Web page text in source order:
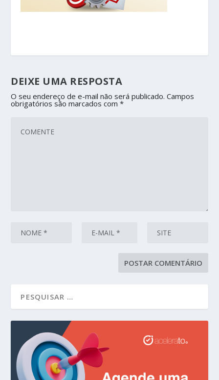
DEIXE UMA RESPOSTA
O seu endereço de e-mail não será publicado. Campos
obrigatórios são marcados com*